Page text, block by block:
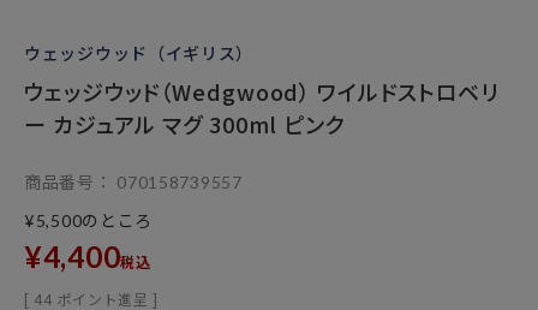
ウェッジウッド（イギリス）
ウェッジウッド（Wedgwood） ワイルドストロベリ
ー カジュアル マグ 300ml ピンク
商品番号
070158739557
¥5,500のところ
¥4,400税込
[ 44 ポイント進呈 ]